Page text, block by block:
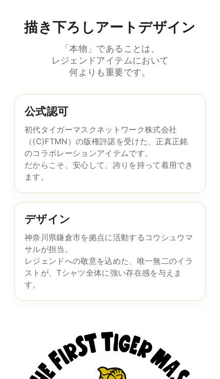
描き下ろしアートデザイン
「本物」であることは、
レジェンドアイテムにおいて
何よりも重要です。
公式認可
初代タイガーマスクネットワーク株式会社
（(C)FTMN）の版権許諾を受けた、正真正銘
のコラボレーションアイテムです。
だからこそ、安心して、誇りを持って着用でき
ます。
デザイン
神奈川県鎌倉市を拠点に活動するコウシュウマ
サルが担当。
レジェンドへの敬意を込めた、唯一無二のイラ
ストが、Tシャツ全体に強い存在感を与えま
す。